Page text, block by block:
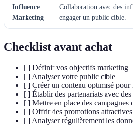
Influence
Marketing
Collaboration avec des
engager un public cible.
Checklist avant achat
[ ] Définir vos objectifs marketing
[ ] Analyser votre public cible
[ ] Créer un contenu optimisé pour
[ ] Établir des partenariats avec
[ ] Mettre en place des campagnes
[ ] Offrir des promotions attractives
[ ] Analyser régulièrement les